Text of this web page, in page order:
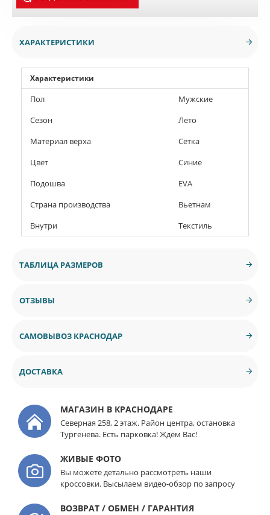
ХАРАКТЕРИСТИКИ
Характеристики
Пол
Мужские
Сезон
Лето
Материал верха
Сетка
Цвет
Синие
Подошва
EVA
Страна производства
Вьетнам
Внутри
Текстиль
ТАБЛИЦА РАЗМЕРОВ
ОТЗЫВЫ
САМОВЫВОЗ КРАСНОДАР
ДОСТАВКА
МАГАЗИН В КРАСНОДАРЕ
Северная 258, 2 этаж. Район центра, остановка
Тургенева. Есть парковка! Ждём Вас!
ЖИВЫЕ ФОТО
Вы можете детально рассмотреть наши
кроссовки. Высылаем видео-обзор по запросу
ВОЗВРАТ / ОБМЕН / ГАРАНТИЯ